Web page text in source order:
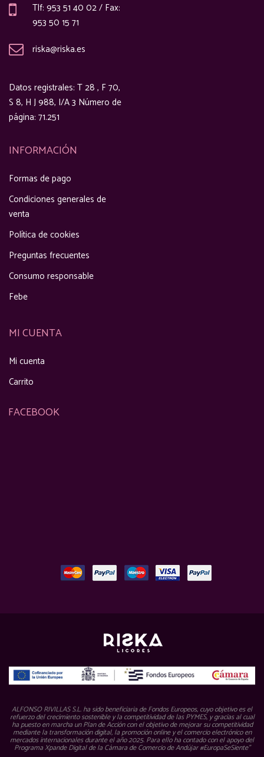
Tlf: 953 51 40 02 / Fax:
953 50 15 71
riska@riska.es
Datos registrales: T 28 , F 70,
S 8, H J 988, I/A 3 Número de
página: 71.251
INFORMACIÓN
Formas de pago
Condiciones generales de
venta
Política de cookies
Preguntas frecuentes
Consumo responsable
Febe
MI CUENTA
Mi cuenta
Carrito
FACEBOOK
ALFONSO RIVILLAS S.L. ha sido beneficiaria de Fondos Europeos, cuyo objetivo es el
refuerzo del crecimiento sostenible y la competitividad de las PYMES, y gracias al cual
ha puesto en marcha un Plan de Acción con el objetivo de mejorar su competitividad
mediante la transformación digital, la promoción online y el comercio electrónico en
mercados internacionales durante el año 2025. Para ello ha contado con el apoyo del
Programa Xpande Digital de la Cámara de Comercio de Andújar #EuropaSeSiente”